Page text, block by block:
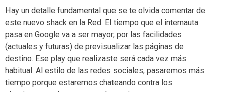
Hay un detalle fundamental que se te olvida comentar de
este nuevo shack en la Red. El tiempo que el internauta
pasa en Google va a ser mayor, por las facilidades
(actuales y futuras) de previsualizar las páginas de
destino. Ese play que realizaste será cada vez más
habitual. Al estilo de las redes sociales, pasaremos más
tiempo porque estaremos chateando contra los